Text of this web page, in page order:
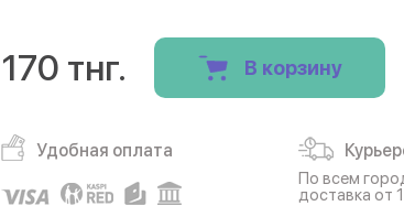
170 тнг. В корзину
Удобная оплата
По всем
доставка от